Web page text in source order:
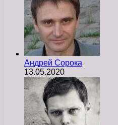
Андрей Сорока
13.05.2020